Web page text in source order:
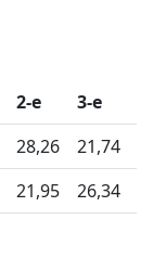
2-е 3-е
28,26 21,74
21,95 26,34